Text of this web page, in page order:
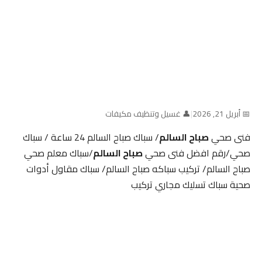
📅 أبريل 21, 2026 |👤 غسيل وتنظيف مكيفات
فنى صحيصباح السالم
/ سباك صباح السالم 24 ساعة / سباك
صحي/رقم افضل فنى صحيصباح السالم/سباك معلم صحي
صباح السالم/ تركيب سباكه صباح السالم/ سباك مقاول أدوات
صحية سباك تسليك مجاري تركيب